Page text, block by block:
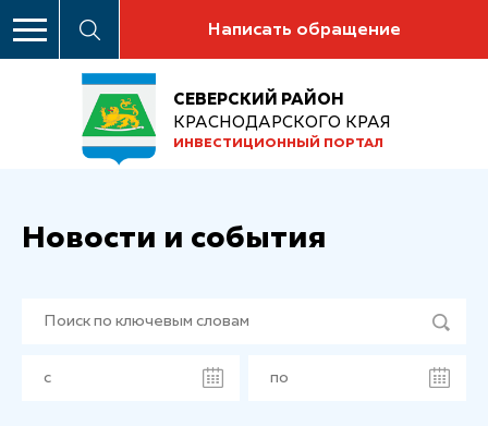
Написать обращение
СЕВЕРСКИЙ РАЙОН
КРАСНОДАРСКОГО КРАЯ
ИНВЕСТИЦИОННЫЙ ПОРТАЛ
Новости и события